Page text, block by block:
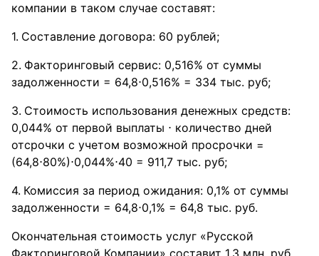
компании в таком случае составят:
Составление договора: 60 рублей;
Факторинговый сервис: 0,516% от суммы
задолженности = 64,8⋅0,516% = 334 тыс. руб;
Стоимость использования денежных средств:
0,044% от первой выплаты ⋅ количество дней
отсрочки с учетом возможной просрочки =
(64,8⋅80%)⋅0,044%⋅40 = 911,7 тыс. руб;
Комиссия за период ожидания: 0,1% от суммы
задолженности = 64,8⋅0,1% = 64,8 тыс. руб.
Окончательная стоимость услуг «Русской